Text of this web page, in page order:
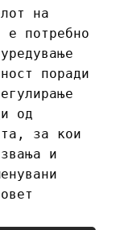
на
е потребно
поради
од
за кои
и